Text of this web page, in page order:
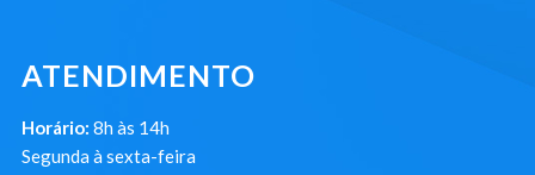
ATENDIMENTO
Horário: 8h às 14h
Segunda à sexta-feira